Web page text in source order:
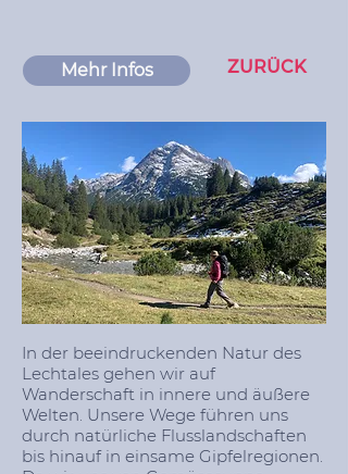
Mehr Infos ZURÜCK
In der beeindruckenden Natur des
Lechtales gehen wir auf
Wanderschaft in innere und äußere
Welten. Unsere Wege führen uns
durch natürliche Flusslandschaften
bis hinauf in einsame Gipfelregionen.